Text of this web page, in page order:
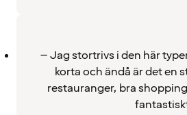
– Jag stortrivs i den här
korta och ändå är det en
restauranger, bra